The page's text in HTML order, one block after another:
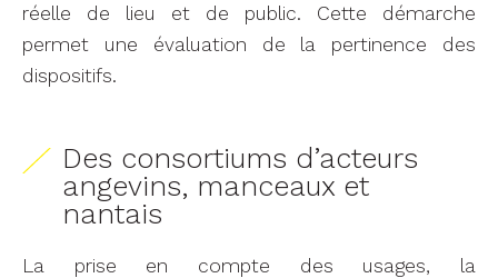
réelle de lieu et de public. Cette démarche
permet une évaluation de la pertinence des
dispositifs.
Des consortiums d’acteurs
angevins, manceaux et
nantais
La prise en compte des usages, la